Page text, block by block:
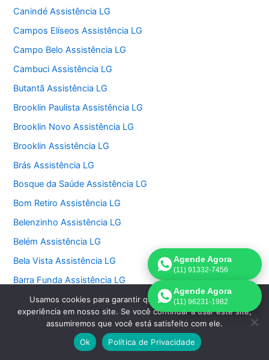
Canindé Assistência LG
Campos Elíseos Assistência LG
Campo Belo Assistência LG
Cambuci Assistência LG
Butantã Assistência LG
Brooklin Paulista Assistência LG
Brooklin Novo Assistência LG
Brooklin Assistência LG
Brás Assistência LG
Bosque da Saúde Assistência LG
Bom Retiro Assistência LG
Belenzinho Assistência LG
Belém Assistência LG
Bela Vista Assistência LG
Barra Funda Assistência LG
Anália Franco Assistência LG
Alto do Pari Assistência LG
Alto de Pinheiros Assistência LG
Agende Agora
(11) 91332-7456
Agende Agora
(11) 96231-1982
Usamos cookies para garantir que oferecemos a melhor
experiência em nosso site. Se você continuar a usar este site,
assumiremos que você está satisfeito com ele.
Ok
Política de Privacidade